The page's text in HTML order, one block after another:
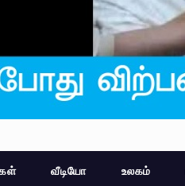
வீடியோ உலகம்